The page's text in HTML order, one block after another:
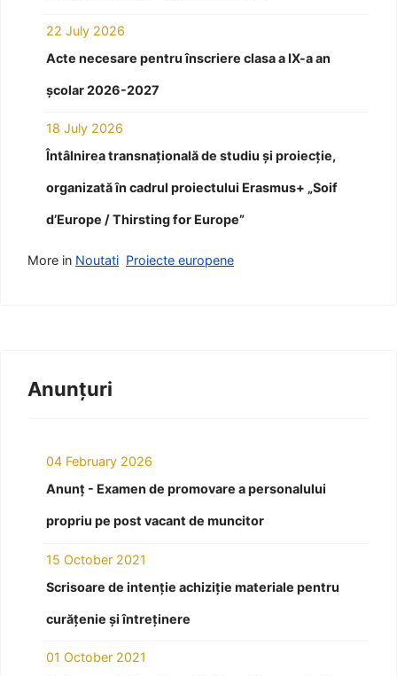
22 July 2026
Acte necesare pentru înscriere clasa a IX-a an
școlar 2026-2027
18 July 2026
Întâlnirea transnațională de studiu și proiecție,
organizată în cadrul proiectului Erasmus+ „Soif
d’Europe / Thirsting for Europe”
More in Noutati Proiecte europene
Anunțuri
04 February 2026
Anunț - Examen de promovare a personalului
propriu pe post vacant de muncitor
15 October 2021
Scrisoare de intenție achiziție materiale pentru
curățenie și întreținere
01 October 2021